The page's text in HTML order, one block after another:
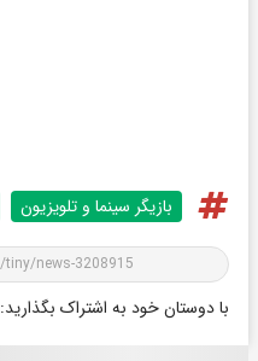
بازیگر سینما و تلویزیون
با دوستان خود به اشتراک بگذارید: